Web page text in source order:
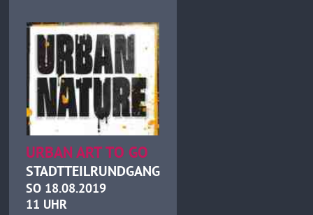
URBAN ART TO GO
STADTTEILRUNDGANG
SO 18.08.2019
11 UHR